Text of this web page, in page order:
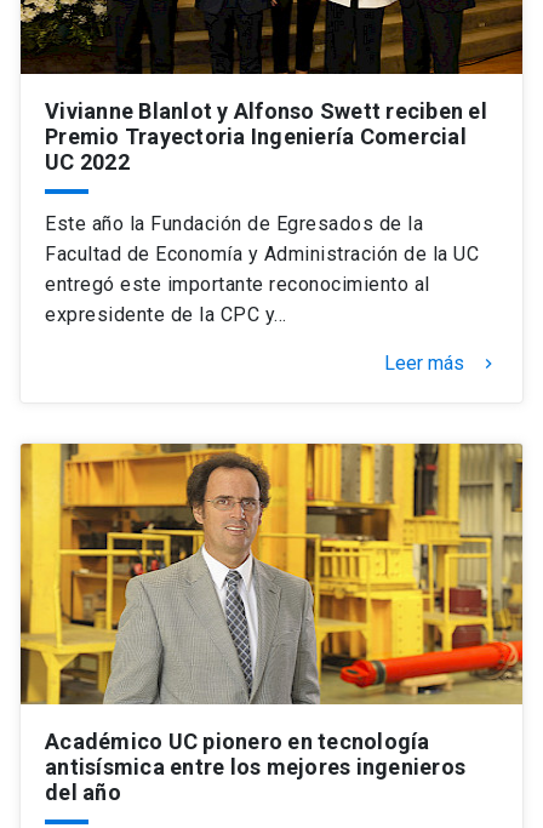
Vivianne Blanlot y Alfonso Swett reciben el
Premio Trayectoria Ingeniería Comercial
UC 2022
Este año la Fundación de Egresados de la
Facultad de Economía y Administración de la UC
entregó este importante reconocimiento al
expresidente de la CPC y…
Leer más keyboard_arrow_right
Académico UC pionero en tecnología
antisísmica entre los mejores ingenieros
del año